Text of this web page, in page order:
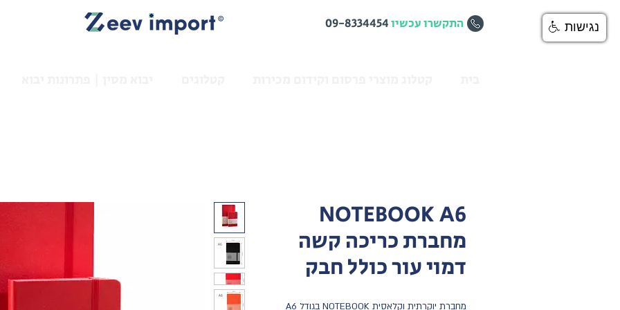
התקשרו עכשיו09-8334454
NOTEBOOK A6
מחברת כריכה קשה
דמוי עור כולל חבק
מחברת יוקרתית וקלאסית NOTEBOOK בגודל A6
נגישות